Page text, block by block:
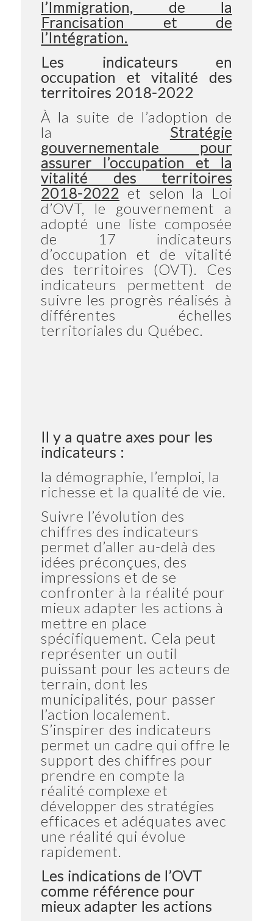
l’Immigration, de la
Francisation et de
l’Intégration.
Les indicateurs en
occupation et vitalité des
territoires 2018-2022
À la suite de l’adoption de
la Stratégie
gouvernementale pour
assurer l’occupation et la
vitalité des territoires
2018-2022 et selon la Loi
d’OVT, le gouvernement a
adopté une liste composée
de 17 indicateurs
d’occupation et de vitalité
des territoires (OVT). Ces
indicateurs permettent de
suivre les progrès réalisés à
différentes échelles
territoriales du Québec.
Il y a quatre axes pour les
indicateurs :
la démographie, l’emploi, la
richesse et la qualité de vie.
Suivre l’évolution des
chiffres des indicateurs
permet d’aller au-delà des
idées préconçues, des
impressions et de se
confronter à la réalité pour
mieux adapter les actions à
mettre en place
spécifiquement. Cela peut
représenter un outil
puissant pour les acteurs de
terrain, dont les
municipalités, pour passer
l’action localement.
S’inspirer des indicateurs
permet un cadre qui offre le
support des chiffres pour
prendre en compte la
réalité complexe et
développer des stratégies
efficaces et adéquates avec
une réalité qui évolue
rapidement.
Les indications de l’OVT
comme référence pour
mieux adapter les actions